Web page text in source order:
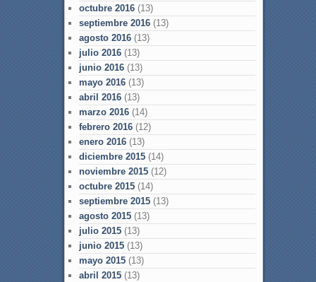
octubre 2016(13)
septiembre 2016(13)
agosto 2016(13)
julio 2016(13)
junio 2016(13)
mayo 2016(13)
abril 2016(13)
marzo 2016(14)
febrero 2016(12)
enero 2016(13)
diciembre 2015(14)
noviembre 2015(12)
octubre 2015(14)
septiembre 2015(13)
agosto 2015(13)
julio 2015(13)
junio 2015(13)
mayo 2015(13)
abril 2015(13)